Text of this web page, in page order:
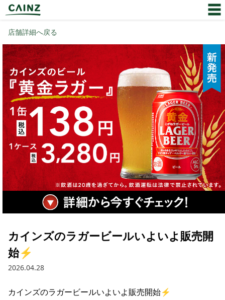
店舗詳細へ戻る
カインズのラガービールいよいよ販売開
始⚡️
2026.04.28
カインズのラガービールいよいよ販売開始⚡️